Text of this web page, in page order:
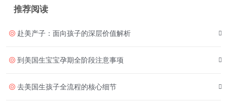
推荐阅读
赴美产子：面向孩子的深层价值解析
到美国生宝宝孕期全阶段注意事项
去美国生孩子全流程的核心细节